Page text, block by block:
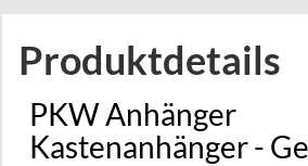
Produktdetails
PKW Anhänger
Kastenanhänger -